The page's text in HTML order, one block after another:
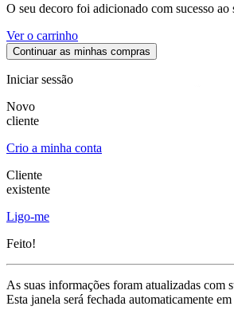
O seu decoro foi adicionado com sucesso ao
Ver o carrinho
Continuar as minhas compras
Iniciar sessão
Novo
cliente
Crio a minha conta
Cliente
existente
Ligo-me
Feito!
As suas informações foram atualizadas com
Esta janela será fechada automaticamente